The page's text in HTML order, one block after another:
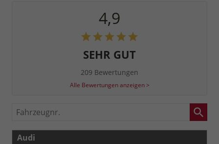
4,9
SEHR GUT
209 Bewertungen
Alle Bewertungen anzeigen >
Fahrzeugnr.
Audi